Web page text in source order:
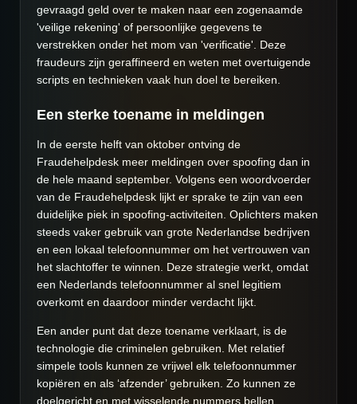
gevraagd geld over te maken naar een zogenaamde
'veilige rekening' of persoonlijke gegevens te
verstrekken onder het mom van 'verificatie'. Deze
fraudeurs zijn geraffineerd en weten met overtuigende
scripts en technieken vaak hun doel te bereiken.
Een sterke toename in meldingen
In de eerste helft van oktober ontving de
Fraudehelpdesk meer meldingen over spoofing dan in
de hele maand september. Volgens een woordvoerder
van de Fraudehelpdesk lijkt er sprake te zijn van een
duidelijke piek in spoofing-activiteiten. Oplichters maken
steeds vaker gebruik van grote Nederlandse bedrijven
en een lokaal telefoonnummer om het vertrouwen van
het slachtoffer te winnen. Deze strategie werkt, omdat
een Nederlands telefoonnummer al snel legitiem
overkomt en daardoor minder verdacht lijkt.
Een ander punt dat deze toename verklaart, is de
technologie die criminelen gebruiken. Met relatief
simpele tools kunnen ze vrijwel elk telefoonnummer
kopiëren en als ‘afzender’ gebruiken. Zo kunnen ze
doelgericht en met wisselende nummers bellen,